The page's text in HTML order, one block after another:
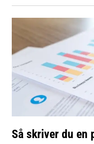
Så skriver du en